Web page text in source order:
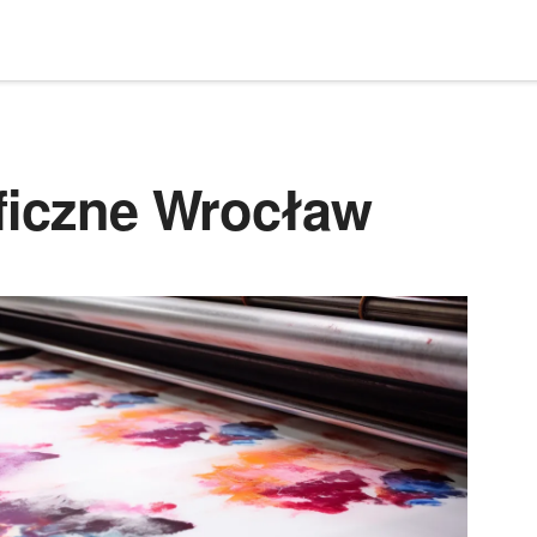
Wrocław